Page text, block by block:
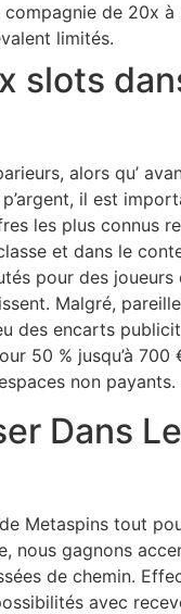
compagnie de 20x
limités.
slots
alors qu’
il est
les plus connus
et dans le
pour des joueurs
Malgré,
des encarts
50 % jusqu’à 700
non payants.
Dans
Metaspins tout
nous gagnons
de chemin.
avec